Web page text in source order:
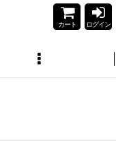
カート ログイン